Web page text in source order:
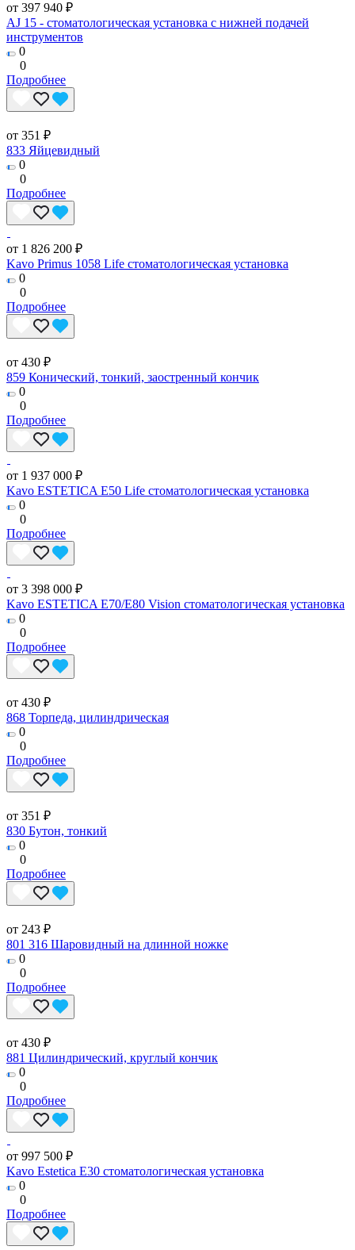
от 397 940 ₽
AJ 15 - стоматологическая установка с нижней подачей
инструментов
0
0
Подробнее
от 351 ₽
833 Яйцевидный
0
0
Подробнее
от 1 826 200 ₽
Kavo Primus 1058 Life стоматологическая установка
0
0
Подробнее
от 430 ₽
859 Конический, тонкий, заостренный кончик
0
0
Подробнее
от 1 937 000 ₽
Kavo ESTETICA E50 Life стоматологическая установка
0
0
Подробнее
от 3 398 000 ₽
Kavo ESTETICA E70/E80 Vision стоматологическая установка
0
0
Подробнее
от 430 ₽
868 Торпеда, цилиндрическая
0
0
Подробнее
от 351 ₽
830 Бутон, тонкий
0
0
Подробнее
от 243 ₽
801 316 Шаровидный на длинной ножке
0
0
Подробнее
от 430 ₽
881 Цилиндрический, круглый кончик
0
0
Подробнее
от 997 500 ₽
Kavo Estetica E30 стоматологическая установка
0
0
Подробнее